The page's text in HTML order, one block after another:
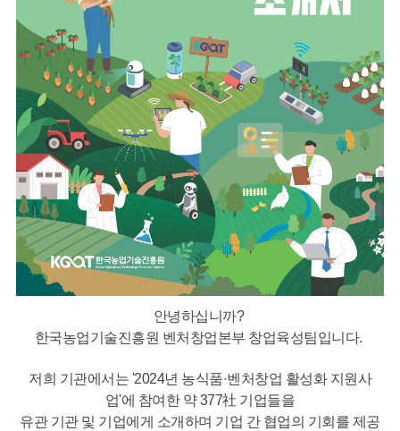
뉴
안녕하십니까?
한국농업기술진흥원 벤처창업본부 창업육성팀입니다.
저희 기관에서는 '2024년 농식품·벤처창업 활성화 지원사
업'에 참여한 약 377社 기업들을
유관 기관 및 기업에게 소개하며 기업 간 협업의 기회를 제공